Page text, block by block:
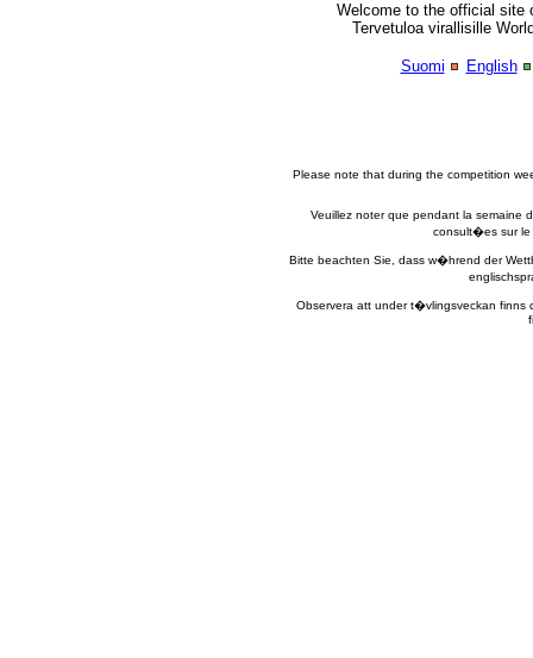
Welcome to the official site
Tervetuloa virallisille
Suomi English
Please note that during the competition
Veuillez noter que pendant la
consult�es sur le
Bitte beachten Sie, dass w�hrend der
Observera att under t�vlingsveckan